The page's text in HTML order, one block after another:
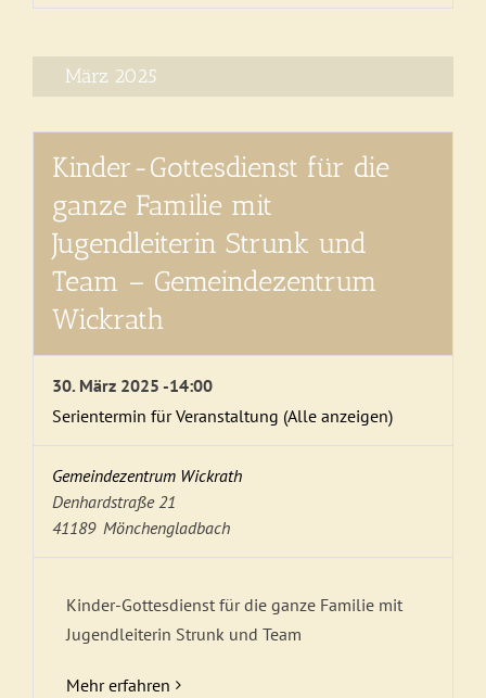
März 2025
Kinder-Gottesdienst für die
ganze Familie mit
Jugendleiterin Strunk und
Team – Gemeindezentrum
Wickrath
30. März 2025 -14:00
Serientermin für Veranstaltung (Alle anzeigen)
Gemeindezentrum Wickrath
Denhardstraße 21
Mönchengladbach
41189
Kinder-Gottesdienst für die ganze Familie mit
Jugendleiterin Strunk und Team
Mehr erfahren